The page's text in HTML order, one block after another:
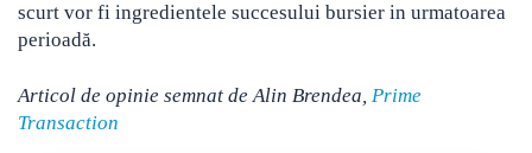
scurt vor fi ingredientele succesului bursier in urmatoarea
perioadă.
Articol de opinie semnat de Alin Brendea, Prime
Transaction